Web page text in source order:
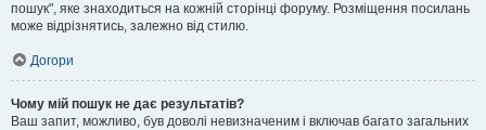
пошук", яке знаходиться на кожній сторінці форуму. Розміщення посилань
може відрізнятись, залежно від стилю.
Догори
Чому мій пошук не дає результатів?
Ваш запит, можливо, був доволі невизначеним і включав багато загальних